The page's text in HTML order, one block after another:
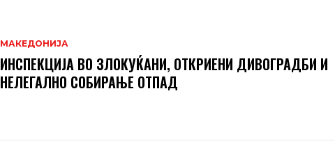
МАКЕДОНИЈА
ИНСПЕКЦИЈА ВО ЗЛОКУЌАНИ, ОТКРИЕНИ ДИВОГРАДБИ И
НЕЛЕГАЛНО СОБИРАЊЕ ОТПАД